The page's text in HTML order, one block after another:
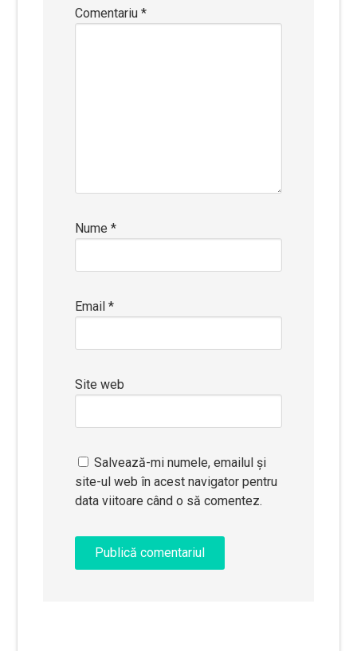
Comentariu*
Nume*
Email*
Site web
Salvează-mi numele, emailul și
site-ul web în acest navigator pentru
data viitoare când o să comentez.